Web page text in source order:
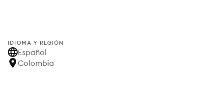
IDIOMA Y REGIÓN
Español
Colombia